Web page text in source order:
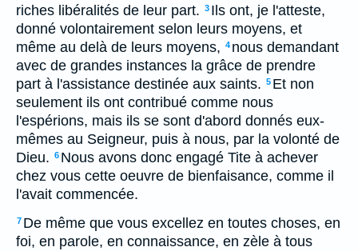
riches libéralités de leur part. 3 Ils ont, je l'atteste,
donné volontairement selon leurs moyens, et
même au delà de leurs moyens, 4 nous demandant
avec de grandes instances la grâce de prendre
part à l'assistance destinée aux saints. 5 Et non
seulement ils ont contribué comme nous
l'espérions, mais ils se sont d'abord donnés eux-
mêmes au Seigneur, puis à nous, par la volonté de
Dieu. 6 Nous avons donc engagé Tite à achever
chez vous cette oeuvre de bienfaisance, comme il
l'avait commencée.
7 De même que vous excellez en toutes choses, en
foi, en parole, en connaissance, en zèle à tous